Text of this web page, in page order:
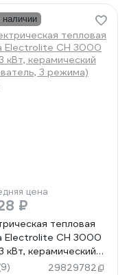
наличии
цена
₽
тепловая
Electrolite CH 3000
кВт, керамический
3 режима)
29829782